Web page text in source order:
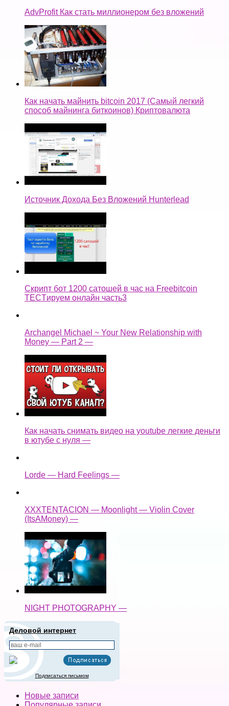
AdvProfit Как стать миллионером без вложений
Как начать майнить bitcoin 2017 (Самый легкий
способ майнинга биткоинов) Криптовалюта
Источник Дохода Без Вложений Hunterlead
Скрипт бот 1200 сатошей в час на Freebitcoin
TECTируем онлайн часть3
Archangel Michael ~ Your New Relationship with
Money — Part 2 —
Как начать снимать видео на youtube легкие деньги
в ютубе с нуля —
Lorde — Hard Feelings —
XXXTENTACION — Moonlight — Violin Cover
(ItsAMoney) —
NIGHT PHOTOGRAPHY —
Деловой интернет
Подписаться письмом
Новые записи